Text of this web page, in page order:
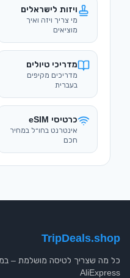
ויזות לישראלים
מי צריך ויזה ואיך
מוציאים
מדריכי טיולים
מדריכים מקיפים
בעברית
כרטיסי eSIM
אינטרנט בחו״ל במחיר
חכם
TripDeals.shop
כל מה שצריך לטיסה מושלמת –
AliExpress